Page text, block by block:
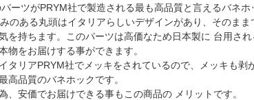
ーツがPRYM社で製造される最も高品質と言えるバネホ
のある丸頭はイタリアらしいデザインがあり、そのまま
を持ちます。このパーツは高価なため日本製に 台用され
物をお届けする事ができます。
タリアPRYM社でメッキをされているので、メッキも剥
高品質のバネホックです。
、安価でお届けできる事もこの商品の メリットです。